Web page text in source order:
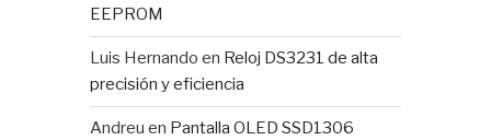
EEPROM
Luis Hernando en Reloj DS3231 de alta
precisión y eficiencia
Andreu en Pantalla OLED SSD1306